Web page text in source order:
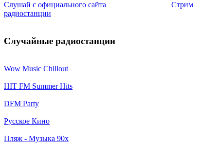
Слушай с официального сайта
Стрим
радиостанции
Случайные радиостанции
Wow Music Chillout
HIT FM Summer Hits
DFM Party
Русское Кино
Пляж - Музыка 90х